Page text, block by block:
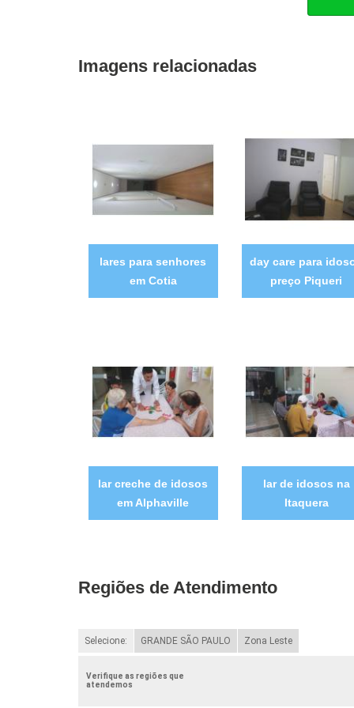
Imagens relacionadas
lares para senhores
em Cotia
day care para
preço Piqueri
lar creche de idosos
em Alphaville
lar de idosos na
Itaquera
Regiões de Atendimento
Selecione: GRANDE SÃO PAULO Zona Leste
Verifique as regiões que
atendemos